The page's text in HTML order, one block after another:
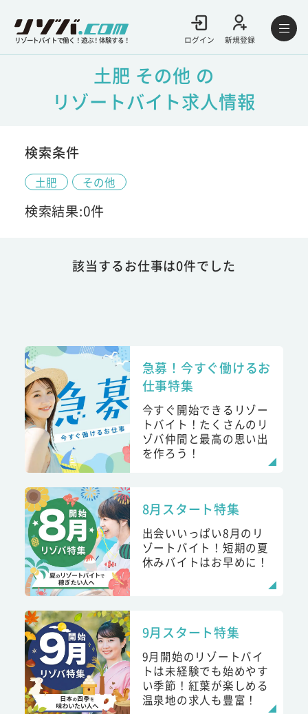
リゾートバイトで働く！遊ぶ！体験する！ ログイン 新規登録
土肥 その他 の
リゾートバイト求人情報
検索条件
土肥 その他
検索結果:0件
該当するお仕事は0件でした
急募！今すぐ働けるお
仕事特集
今すぐ開始できるリゾー
トバイト！たくさんのリ
ゾバ仲間と最高の思い出
を作ろう！
8月スタート特集
出会いいっぱい8月のリ
ゾートバイト！短期の夏
休みバイトはお早めに！
9月スタート特集
9月開始のリゾートバイ
トは未経験でも始めやす
い季節！紅葉が楽しめる
温泉地の求人も豊富！